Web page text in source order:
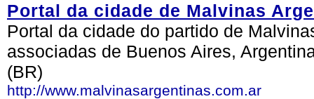
Portal da cidade de Malvinas
Portal da cidade do partido de
associadas de Buenos Aires,
(BR)
http://www.malvinasargentinas.com.ar